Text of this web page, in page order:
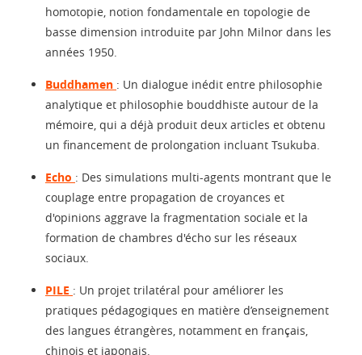
homotopie, notion fondamentale en topologie de
basse dimension introduite par John Milnor dans les
années 1950.
Buddhamen : Un dialogue inédit entre philosophie
analytique et philosophie bouddhiste autour de la
mémoire, qui a déjà produit deux articles et obtenu
un financement de prolongation incluant Tsukuba.
Echo : Des simulations multi-agents montrant que le
couplage entre propagation de croyances et
d'opinions aggrave la fragmentation sociale et la
formation de chambres d'écho sur les réseaux
sociaux.
PILE : Un projet trilatéral pour améliorer les
pratiques pédagogiques en matière d’enseignement
des langues étrangères, notamment en français,
chinois et japonais.